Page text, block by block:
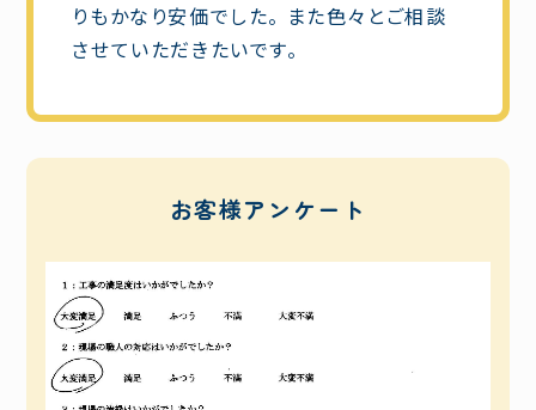
りもかなり安価でした。 また色々とご相談
させていただきたいです。
お客様アンケート